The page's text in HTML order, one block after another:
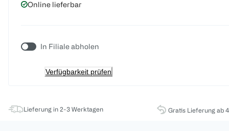
Online lieferbar
In Filiale abholen
Verfügbarkeit prüfen
Lieferung in 2-3 Werktagen Gratis Lieferung ab